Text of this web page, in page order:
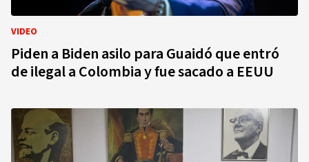
VIDEO
Piden a Biden asilo para Guaidó que entró
de ilegal a Colombia y fue sacado a EEUU